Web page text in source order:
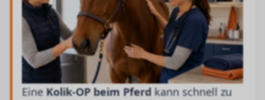
Eine Kolik-OP beim Pferd kann schnell zu